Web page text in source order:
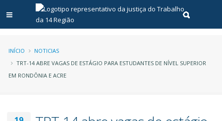
Abrir menu principal
Realizar
Trilha
de
INÍCIO
NOTICIAS
TRT-14 ABRE VAGAS DE ESTÁGIO PARA ESTUDANTES DE NÍVEL SUPERIOR
EM RONDÔNIA E ACRE